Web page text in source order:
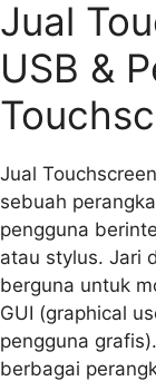
Jual
USB &
Jual
sebuah
pengguna
atau stylus. Jari
berguna untuk
GUI (graphical
pengguna
berbagai